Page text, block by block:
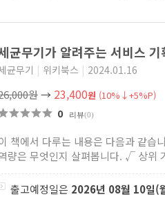
균무기가 알려주는 서비스 기
균무기 | 위키북스 | 2024.01.16
원→ 23,400원 (10%↓+5%P)
0 리뷰(0)
책에서 다루는 내용은 다음과 같습
량은 무엇인지 살펴봅니다. √ 상위
출고예정일은 2026년 08월 10일(